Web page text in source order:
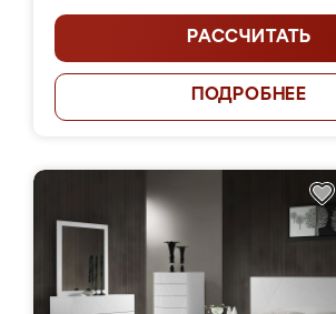
РАССЧИТАТЬ
ПОДРОБНЕЕ